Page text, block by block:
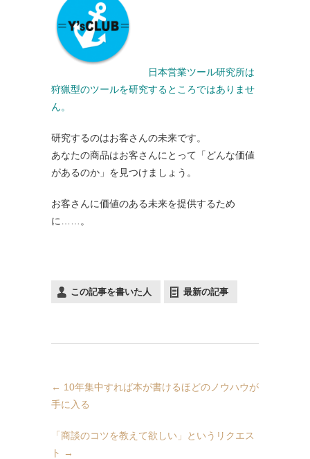
日本営業ツール研究所は
狩猟型のツールを研究するところではありませ
ん。
研究するのはお客さんの未来です。
あなたの商品はお客さんにとって「どんな価値
があるのか」を見つけましょう。
お客さんに価値のある未来を提供するため
に……。
この記事を書いた人 最新の記事
← 10年集中すれば本が書けるほどのノウハウが
手に入る
「商談のコツを教えて欲しい」というリクエス
ト
→